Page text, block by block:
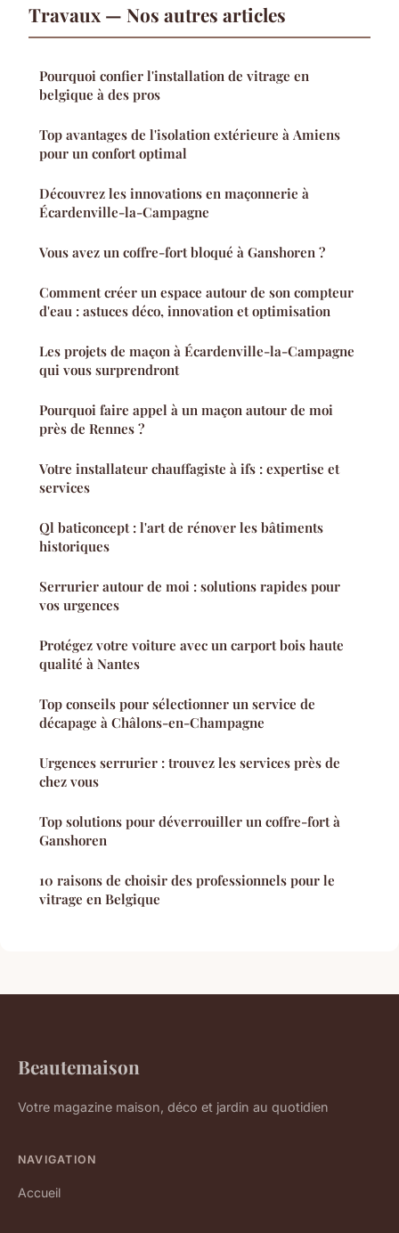
Travaux — Nos autres articles
Pourquoi confier l'installation de vitrage en
belgique à des pros
Top avantages de l'isolation extérieure à Amiens
pour un confort optimal
Découvrez les innovations en maçonnerie à
Écardenville-la-Campagne
Vous avez un coffre-fort bloqué à Ganshoren ?
Comment créer un espace autour de son compteur
d'eau : astuces déco, innovation et optimisation
Les projets de maçon à Écardenville-la-Campagne
qui vous surprendront
Pourquoi faire appel à un maçon autour de moi
près de Rennes ?
Votre installateur chauffagiste à ifs : expertise et
services
Ql baticoncept : l'art de rénover les bâtiments
historiques
Serrurier autour de moi : solutions rapides pour
vos urgences
Protégez votre voiture avec un carport bois haute
qualité à Nantes
Top conseils pour sélectionner un service de
décapage à Châlons-en-Champagne
Urgences serrurier : trouvez les services près de
chez vous
Top solutions pour déverrouiller un coffre-fort à
Ganshoren
10 raisons de choisir des professionnels pour le
vitrage en Belgique
Beautemaison
Votre magazine maison, déco et jardin au quotidien
NAVIGATION
Accueil